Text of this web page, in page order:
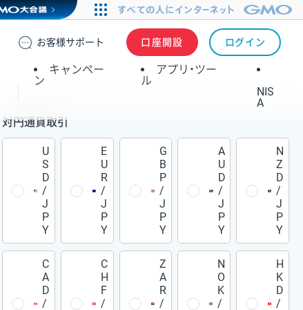
お客様サポート 口座開設 ログイン
キャンペー
ン
アプリ・ツー
ル
NIS
A
対円通貨取引
U
S
D
/
J
P
Y
E
U
R
/
J
P
Y
G
B
P
/
J
P
Y
A
U
D
/
J
P
Y
N
Z
D
/
J
P
Y
C
A
D
/
C
H
F
/
Z
A
R
/
N
O
K
/
H
K
D
/